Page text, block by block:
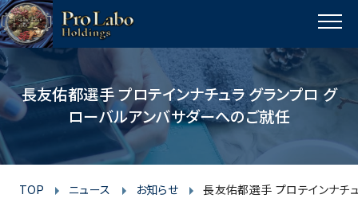
MENU
長友佑都選手 プロテインナチュラ グランプロ グ
ローバルアンバサダーへのご就任
TOP ニュース お知らせ 長友佑都選手 プロテインナチ
c
e
b
o
o
k
i
t
t
e
n
e
p
a
g
e
t
o
p
s
t
a
g
r
a
m
c
e
b
o
k
i
t
t
e
r
u
t
u
b
e